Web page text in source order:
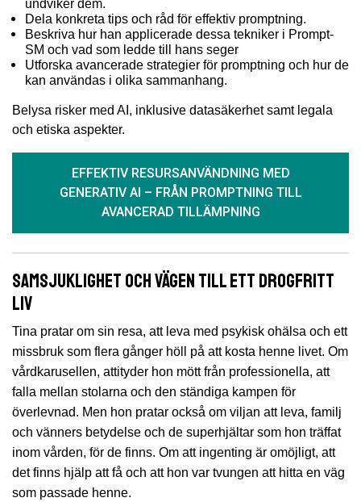
undviker dem.
Dela konkreta tips och råd för effektiv promptning.
Beskriva hur han applicerade dessa tekniker i Prompt-
SM och vad som ledde till hans seger
Utforska avancerade strategier för promptning och hur de
kan användas i olika sammanhang.
Belysa risker med AI, inklusive datasäkerhet samt legala
och etiska aspekter.
EFFEKTIV RESURSANVÄNDNING MED
GENERATIV AI – FRÅN PROMPTNING TILL
AVANCERAD TILLÄMPNING
Samsjuklighet och vägen till ett drogfritt
liv
Tina pratar om sin resa, att leva med psykisk ohälsa och ett
missbruk som flera gånger höll på att kosta henne livet. Om
vårdkarusellen, attityder hon mött från professionella, att
falla mellan stolarna och den ständiga kampen för
överlevnad. Men hon pratar också om viljan att leva, familj
och vänners betydelse och de superhjältar som hon träffat
inom vården, för de finns. Om att ingenting är omöjligt, att
det finns hjälp att få och att hon var tvungen att hitta en väg
som passade henne.